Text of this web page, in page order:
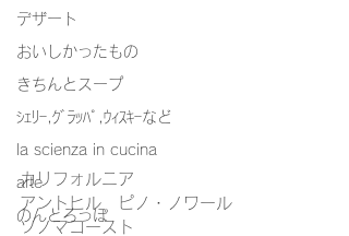
デザート
おいしかったもの
きちんとスープ
ｼｪﾘｰ,ｸﾞﾗｯﾊﾟ,ｳｨｽｷｰなど
la scienza in cucina
arte
のんとろっぽ
カリフォルニア
アントヒル　ピノ・ノワール
ソノマコースト